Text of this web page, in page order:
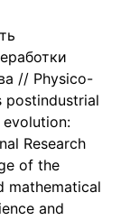
// Physico-
postindustrial
Research
of the
mathematical
and